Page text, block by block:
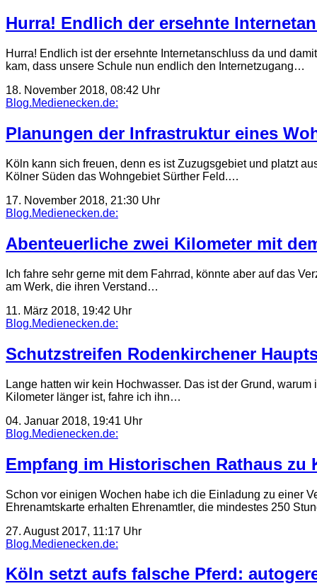
Hurra! Endlich der ersehnte
Hurra! Endlich ist der ersehnte Internetanschluss da und
kam, dass unsere Schule nun endlich den Internetzugang…
18. November 2018, 08:42 Uhr
Blog.Medienecken.de:
Planungen der Infrastruktur eines
Köln kann sich freuen, denn es ist Zuzugsgebiet und platzt
Kölner Süden das Wohngebiet Sürther Feld.…
17. November 2018, 21:30 Uhr
Blog.Medienecken.de:
Abenteuerliche zwei Kilometer mit
Ich fahre sehr gerne mit dem Fahrrad, könnte aber auf das
am Werk, die ihren Verstand…
11. März 2018, 19:42 Uhr
Blog.Medienecken.de:
Schutzstreifen Rodenkirchener
Lange hatten wir kein Hochwasser. Das ist der Grund,
Kilometer länger ist, fahre ich ihn…
04. Januar 2018, 19:41 Uhr
Blog.Medienecken.de:
Empfang im Historischen Rathaus
Schon vor einigen Wochen habe ich die Einladung zu einer
Ehrenamtskarte erhalten Ehrenamtler, die mindestes 250
27. August 2017, 11:17 Uhr
Blog.Medienecken.de:
Köln setzt aufs falsche Pferd: